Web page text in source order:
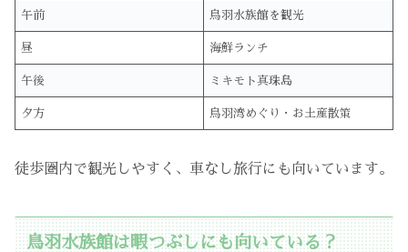
午前 鳥羽水族館を観光
昼 海鮮ランチ
午後 ミキモト真珠島
夕方 鳥羽湾めぐり・お土産散策
徒歩圏内で観光しやすく、車なし旅行にも向いています。
鳥羽水族館は暇つぶしにも向いている？